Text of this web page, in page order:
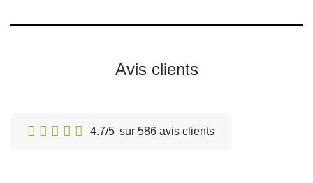
Avis clients
4.7/5 sur 586 avis clients